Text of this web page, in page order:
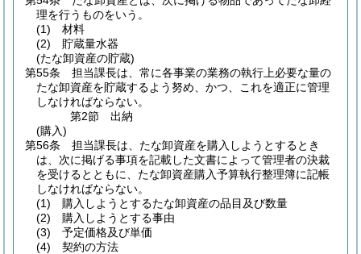
理を行うものをいう。
(1)
材料
(2)
貯蔵量水器
(たな卸資産の貯蔵)
第55条
担当課長は、常に各事業の業務の執行上必要な量の
たな卸資産を貯蔵するよう努め、かつ、これを適正に管理
しなければならない。
第2節
出納
(購入)
第56条
担当課長は、たな卸資産を購入しようとするとき
は、次に掲げる事項を記載した文書によって管理者の決裁
を受けるとともに、たな卸資産購入予算執行整理簿に記帳
しなければならない。
(1)
購入しようとするたな卸資産の品目及び数量
(2)
購入しようとする事由
(3)
予定価格及び単価
(4)
契約の方法